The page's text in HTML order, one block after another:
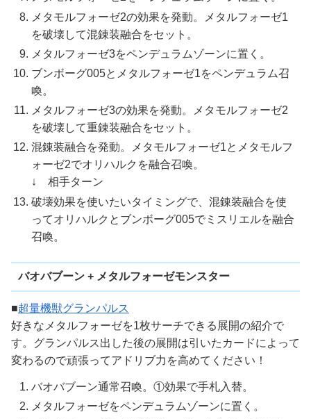
メタモルフォーゼ2の効果を発動。メタルフォーゼ1
を破壊して混錬装融合をセット。
メタルフォーゼ3をペンデュラムゾーンに置く。
ブンボーグ005とメタルフォーゼ1をペンデュラム召
喚。
メタルフォーゼ3の効果を発動。メタモルフォーゼ2
を破壊して重錬装融合をセット。
混錬装融合を発動。メタモルフォーゼ1とメタモルフ
ォーゼ2でオリハルクを融合召喚。
↓ 相手ターン
破壊効果を使いたいタイミングで、混錬装融合を使
ってオリハルクとブンボーグ005でミスリエルを融合
召喚。
バオバブーン + メタルフォーゼモンスター
■超量機獣グランパルス
好きなメタルフォーゼを1枚サーチできる展開の紹介で
す。グランパルス出した後の展開は引いたカードによって
変わるので頑張ってアドリブ力を高めてください！
バオバブーン通常召喚。①効果で手札入替。
メタルフォーゼをペンデュラムゾーンに置く。